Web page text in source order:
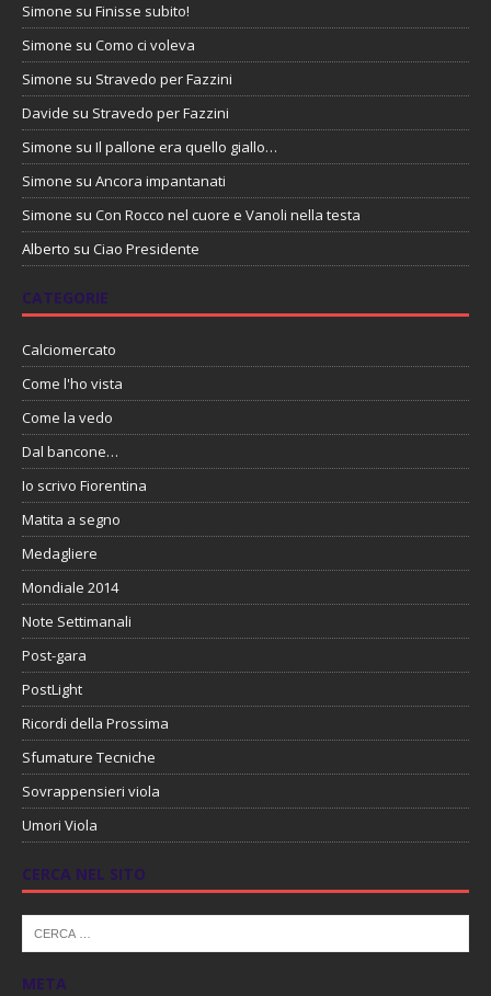
Simone su Finisse subito!
Simone su Como ci voleva
Simone su Stravedo per Fazzini
Davide su Stravedo per Fazzini
Simone su Il pallone era quello giallo…
Simone su Ancora impantanati
Simone su Con Rocco nel cuore e Vanoli nella testa
Alberto su Ciao Presidente
CATEGORIE
Calciomercato
Come l'ho vista
Come la vedo
Dal bancone…
Io scrivo Fiorentina
Matita a segno
Medagliere
Mondiale 2014
Note Settimanali
Post-gara
PostLight
Ricordi della Prossima
Sfumature Tecniche
Sovrappensieri viola
Umori Viola
CERCA NEL SITO
META